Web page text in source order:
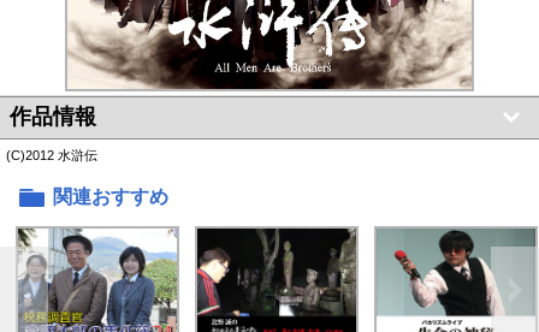
作品情報
(C)2012 水滸伝
関連おすすめ